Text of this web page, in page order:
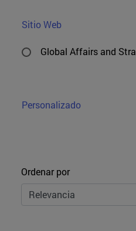
Sitio Web
Global Affairs and
Personalizado
Ordenar
Ordenar por